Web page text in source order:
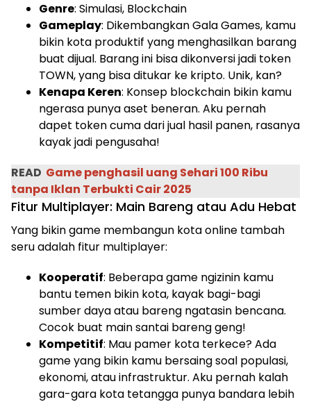
Genre: Simulasi, Blockchain
Gameplay: Dikembangkan Gala Games, kamu
bikin kota produktif yang menghasilkan barang
buat dijual. Barang ini bisa dikonversi jadi token
TOWN, yang bisa ditukar ke kripto. Unik, kan?
Kenapa Keren: Konsep blockchain bikin kamu
ngerasa punya aset beneran. Aku pernah
dapet token cuma dari jual hasil panen, rasanya
kayak jadi pengusaha!
READ Game penghasil uang Sehari 100 Ribu
tanpa Iklan Terbukti Cair 2025
Fitur Multiplayer: Main Bareng atau Adu Hebat
Yang bikin game membangun kota online tambah
seru adalah fitur multiplayer:
Kooperatif: Beberapa game ngizinin kamu
bantu temen bikin kota, kayak bagi-bagi
sumber daya atau bareng ngatasin bencana.
Cocok buat main santai bareng geng!
Kompetitif: Mau pamer kota terkece? Ada
game yang bikin kamu bersaing soal populasi,
ekonomi, atau infrastruktur. Aku pernah kalah
gara-gara kota tetangga punya bandara lebih